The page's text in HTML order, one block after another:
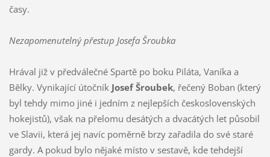
časy.
Nezapomenutelný přestup Josefa Šroubka
Hrával již v předválečné Spartě po boku Piláta, Vaníka a
Bělky. Vynikající útočník Josef Šroubek, řečený Boban (který
byl tehdy mimo jiné i jedním z nejlepších československých
hokejistů), však na přelomu desátých a dvacátých let působil
ve Slavii, která jej navíc poměrně brzy zařadila do své staré
gardy. A pokud bylo nějaké místo v sestavě, kde tehdejší